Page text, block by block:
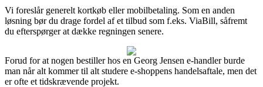
Vi foreslår generelt kortkøb eller mobilbetaling. Som en anden
løsning bør du drage fordel af et tilbud som f.eks. ViaBill, såfremt
du efterspørger at dække regningen senere.
Forud for at nogen bestiller hos en Georg Jensen e-handler burde
man når alt kommer til alt studere e-shoppens handelsaftale, men det
er ofte et tidskrævende projekt.